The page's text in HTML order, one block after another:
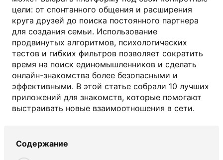
цели: от спонтанного общения и расширения
круга друзей до поиска постоянного партнера
для создания семьи. Использование
продвинутых алгоритмов, психологических
тестов и гибких фильтров позволяет сократить
время на поиск единомышленников и сделать
онлайн-знакомства более безопасными и
эффективными. В этой статье собрали 10 лучших
приложений для знакомств, которые помогают
выстраивать новые взаимоотношения в сети.
Содержание